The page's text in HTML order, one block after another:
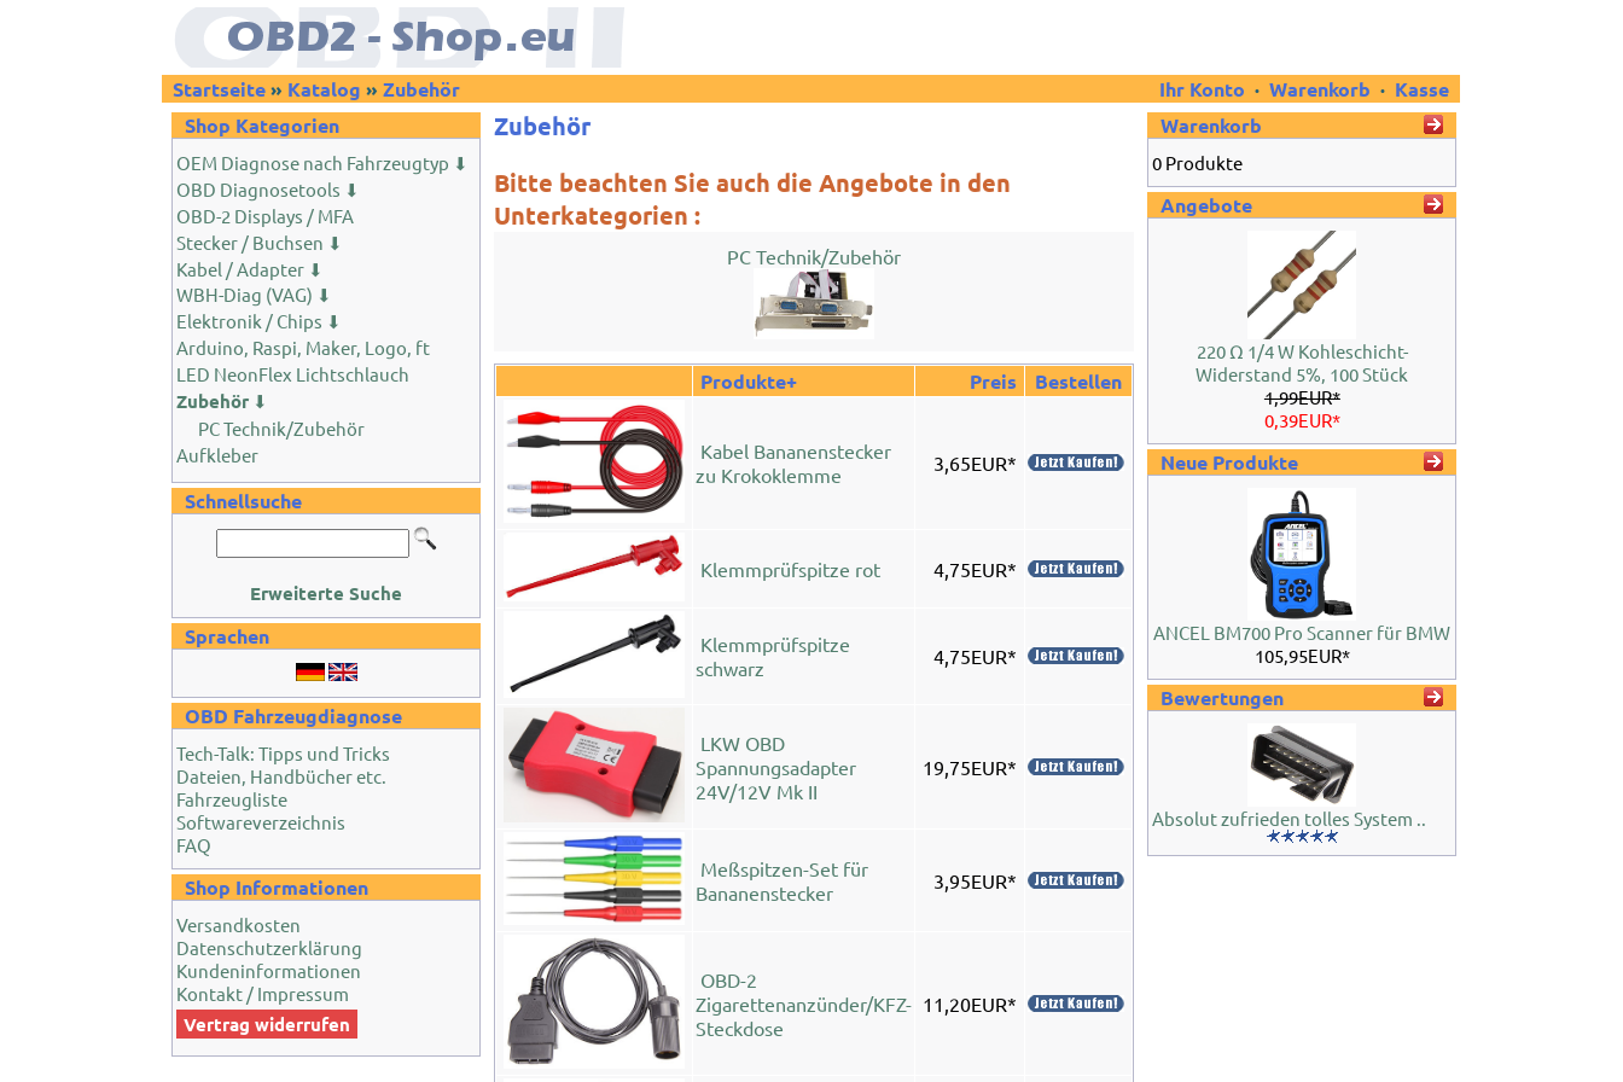
Startseite» Katalog »Zubehör Ihr Konto ·Warenkorb · Kasse
Shop Kategorien
OEM Diagnose nach Fahrzeugtyp ⬇
OBD Diagnosetools ⬇
OBD-2 Displays / MFA
Stecker / Buchsen ⬇
Kabel / Adapter ⬇
WBH-Diag (VAG) ⬇
Elektronik / Chips ⬇
Arduino, Raspi, Maker, Logo, ft
LED NeonFlex Lichtschlauch
Zubehör ⬇
PC Technik/Zubehör
Aufkleber
Schnellsuche
Erweiterte Suche
Sprachen
OBD Fahrzeugdiagnose
Tech-Talk: Tipps und Tricks
Dateien, Handbücher etc.
Fahrzeugliste
Softwareverzeichnis
FAQ
Shop Informationen
Versandkosten
Datenschutzerklärung
Kundeninformationen
Kontakt / Impressum
Vertrag widerrufen
Zubehör
Bitte beachten Sie auch die Angebote in den
Unterkategorien :
PC Technik/Zubehör
Produkte+ Preis Bestellen
Kabel Bananenstecker
zu Krokoklemme
3,65EUR*
Klemmprüfspitze rot 4,75EUR*
Klemmprüfspitze
schwarz
4,75EUR*
LKW OBD
Spannungsadapter
24V/12V Mk II
19,75EUR*
Meßspitzen-Set für
Bananenstecker
3,95EUR*
OBD-2
Zigarettenanzünder/KFZ-
Steckdose
11,20EUR*
Warenkorb
0 Produkte
Angebote
220 Ω 1/4 W Kohleschicht-
Widerstand 5%, 100 Stück
1,99EUR*
0,39EUR*
Neue Produkte
ANCEL BM700 Pro Scanner für BMW
105,95EUR*
Bewertungen
Absolut zufrieden tolles System ..